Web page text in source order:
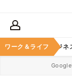
ワーク＆ライフ
キャリア ビジ
Google